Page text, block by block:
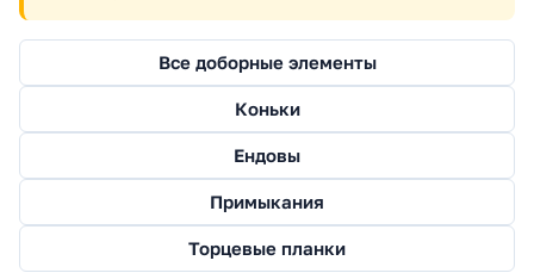
Все доборные элементы
Коньки
Ендовы
Примыкания
Торцевые планки